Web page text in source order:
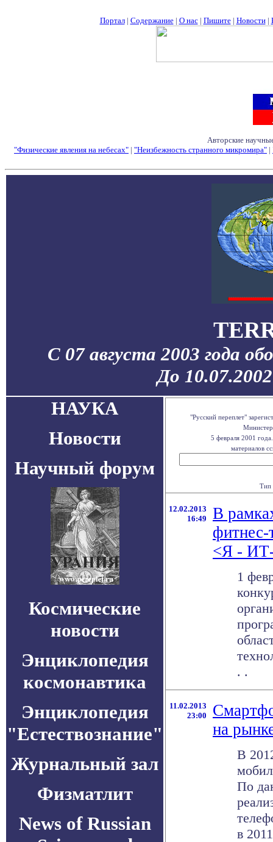
Портал| Содержание| О нас| Пишите| Новости|
Авторские
"Физические явления на небесах" | "Неизбежность странного микромира" |
С 07 августа 2003 года
До
НАУКА
Новости
Научный форум
Космические
новости
Энциклопедия
космонавтика
Энциклопедия
"Естествознание"
Журнальный зал
Физматлит
News of Russian
"Русский переплет"
5 февраля 2001
материалов
Тип
12.02.2013
16:49
В
фитнес-
<Я -
1
. .
11.02.2013
23:00
на
В
По
в